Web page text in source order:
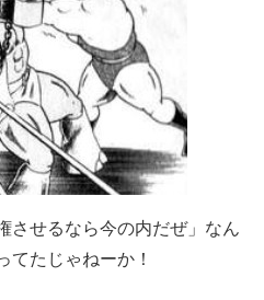
させるなら今の内だぜ」なん
てたじゃねーか！